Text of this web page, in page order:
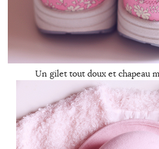
Un gilet tout doux et chapeau